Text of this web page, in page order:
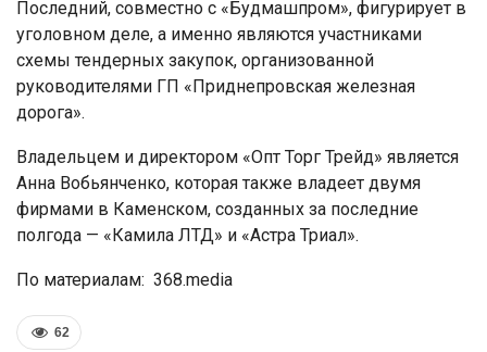
Последний, совместно с «Будмашпром», фигурирует в
уголовном деле, а именно являются участниками
схемы тендерных закупок, организованной
руководителями ГП «Приднепровская железная
дорога».
Владельцем и директором «Опт Торг Трейд» является
Анна Вобьянченко, которая также владеет двумя
фирмами в Каменском, созданных за последние
полгода — «Камила ЛТД» и «Астра Триал».
По материалам: 368.media
62